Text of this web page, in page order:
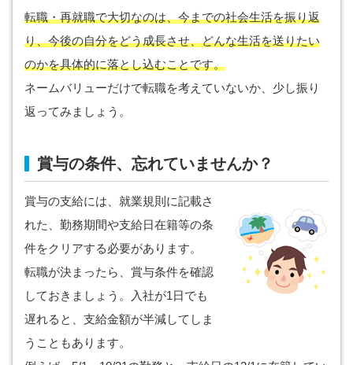
転職・再就職で大切なのは、今までの社会生活を振り返
り、今後の自分をどう成長させ、どんな生活を送りたい
のかを具体的に落とし込むことです。
ネームバリューだけで転職を考えていないか、少し振り
返ってみましょう。
賞与の条件、忘れていませんか？
賞与の支給には、就業規則に記載さ
れた、勤務期間や支給日在籍等の条
件をクリアする必要があります。
転職が決まったら、賞与条件を確認
しておきましょう。入社が1日でも
遅れると、支給金額が半減してしま
うこともあります。